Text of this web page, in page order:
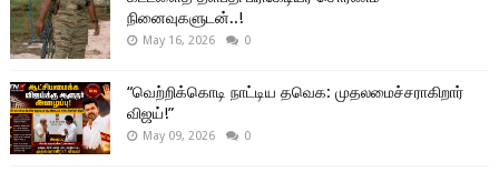
நினைவுகளுடன்..!
May 16, 2026 0
“வெற்றிக்கொடி நாட்டிய தவெக: முதலமைச்சராகிறார்
விஜய்!”
May 09, 2026 0